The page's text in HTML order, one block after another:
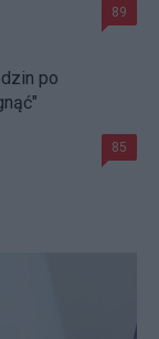
89
po
85